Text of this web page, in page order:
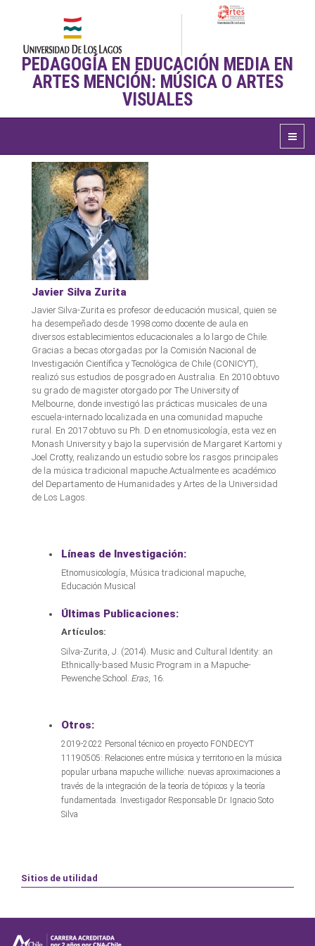
PEDAGOGÍA EN EDUCACIÓN MEDIA EN
ARTES MENCIÓN: MÚSICA O ARTES
VISUALES
Javier Silva Zurita
Javier Silva-Zurita es profesor de educación musical, quien se
ha desempeñado desde 1998 como docente de aula en
diversos establecimientos educacionales a lo largo de Chile.
Gracias a becas otorgadas por la Comisión Nacional de
Investigación Científica y Tecnológica de Chile (CONICYT),
realizó sus estudios de posgrado en Australia. En 2010 obtuvo
su grado de magister otorgado por The University of
Melbourne, donde investigó las prácticas musicales de una
escuela-internado localizada en una comunidad mapuche
rural. En 2017 obtuvo su Ph. D en etnomusicología, esta vez en
Monash University y bajo la supervisión de Margaret Kartomi y
Joel Crotty, realizando un estudio sobre los rasgos principales
de la música tradicional mapuche.Actualmente es académico
del Departamento de Humanidades y Artes de la Universidad
de Los Lagos.
Líneas de Investigación:
Etnomusicología, Música tradicional mapuche,
Educación Musical
Últimas Publicaciones:
Artículos:
Silva-Zurita, J. (2014). Music and Cultural Identity: an
Ethnically-based Music Program in a Mapuche-
Pewenche School. Eras , 16.
Otros:
2019-2022 Personal técnico en proyecto FONDECYT
11190505: Relaciones entre música y territorio en la música
popular urbana mapuche williche: nuevas aproximaciones a
través de la integración de la teoría de tópicos y la teoría
fundamentada. Investigador Responsable Dr. Ignacio Soto
Silva
Sitios de utilidad